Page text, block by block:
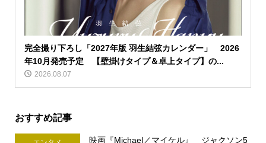
完全撮り下ろし「2027年版 羽生結弦カレンダー」 2026
年10月発売予定 【壁掛けタイプ＆卓上タイプ】の...
2026.08.07
おすすめ記事
映画『Michael／マイケル』 ジャクソン5